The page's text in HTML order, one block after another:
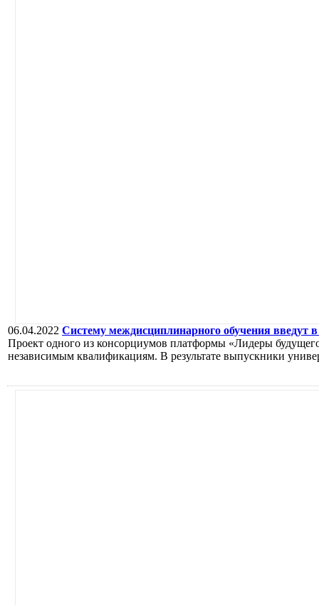
06.04.2022 Систему междисциплинарного обучения
Проект одного из консорциумов платформы «Лидеры
независимым квалификациям. В результате выпускники